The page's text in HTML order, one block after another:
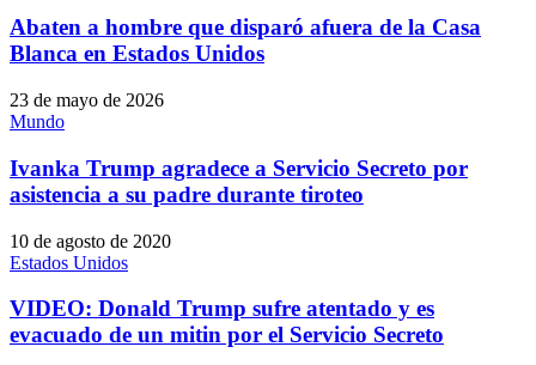
Abaten a hombre que disparó afuera de la Casa
Blanca en Estados Unidos
23 de mayo de 2026
Mundo
Ivanka Trump agradece a Servicio Secreto por
asistencia a su padre durante tiroteo
10 de agosto de 2020
Estados Unidos
VIDEO: Donald Trump sufre atentado y es
evacuado de un mitin por el Servicio Secreto